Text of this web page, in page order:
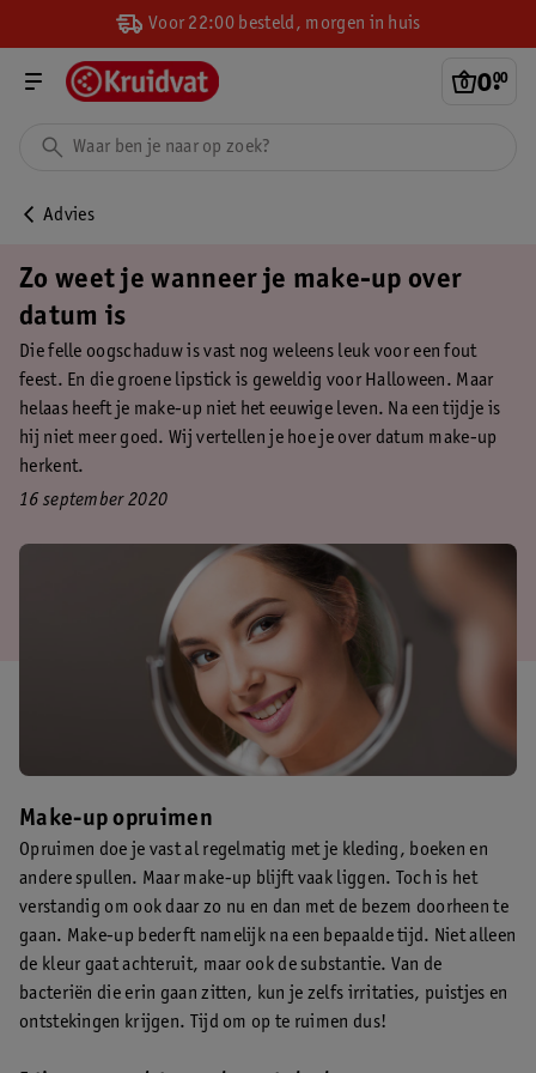
Voor 22:00 besteld, morgen in huis
0.
00
Advies
Zo weet je wanneer je make-up over
datum is
Die felle oogschaduw is vast nog weleens leuk voor een fout
feest. En die groene lipstick is geweldig voor Halloween. Maar
helaas heeft je make-up niet het eeuwige leven. Na een tijdje is
hij niet meer goed. Wij vertellen je hoe je over datum make-up
herkent.
16 september 2020
Make-up opruimen
Opruimen doe je vast al regelmatig met je kleding, boeken en
andere spullen. Maar make-up blijft vaak liggen. Toch is het
verstandig om ook daar zo nu en dan met de bezem doorheen te
gaan. Make-up bederft namelijk na een bepaalde tijd. Niet alleen
de kleur gaat achteruit, maar ook de substantie. Van de
bacteriën die erin gaan zitten, kun je zelfs irritaties, puistjes en
ontstekingen krijgen. Tijd om op te ruimen dus!